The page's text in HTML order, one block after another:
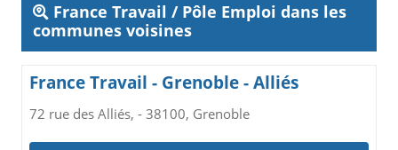
France Travail / Pôle Emploi dans les
communes voisines
France Travail - Grenoble - Alliés
72 rue des Alliés, - 38100, Grenoble